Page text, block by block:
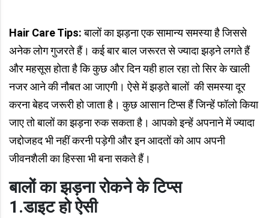
Hair Care Tips:बालों का झड़ना एक सामान्य समस्या है जिससे
अनेक लोग गुजरते हैं। कई बार बाल जरूरत से ज्यादा झड़ने लगते हैं
और महसूस होता है कि कुछ और दिन यही हाल रहा तो सिर के खाली
नजर आने की नौबत आ जाएगी। ऐसे में झड़ते बालों की समस्या दूर
करना बेहद जरूरी हो जाता है। कुछ आसान टिप्स हैं जिन्हें फॉलो किया
जाए तो बालों का झड़ना रुक सकता है। आपको इन्हें अपनाने में ज्यादा
जद्दोजहद भी नहीं करनी पड़ेगी और इन आदतों को आप अपनी
जीवनशैली का हिस्सा भी बना सकते हैं।
बालों का झड़ना रोकने के टिप्स
1.डाइट हो ऐसी